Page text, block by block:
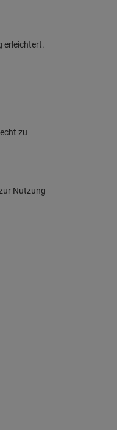
erleichtert.
zu
Nutzung